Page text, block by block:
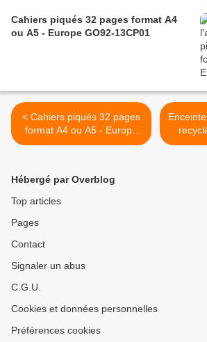
Cahiers piqués 32 pages format A4
ou A5 - Europe GO92-13CP01
< Cahiers piqués 32 pages
format A4 ou A5 - Europe
GO92-13CP01
Hébergé par Overblog
Top articles
Pages
Contact
Signaler un abus
C.G.U.
Cookies et données personnelles
Préférences cookies